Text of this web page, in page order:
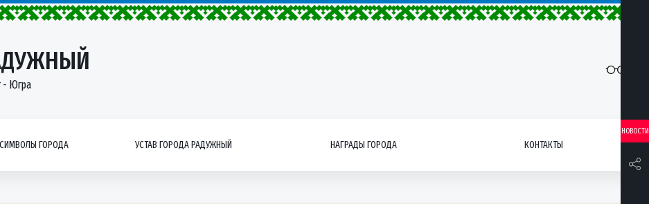
- Югра
ГОРОДА УСТАВ ГОРОДА РАДУЖНЫЙ НАГРАДЫ ГОРОДА КОНТАКТЫ
НОВОСТИ